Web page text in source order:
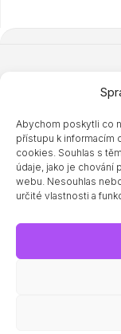
Abychom poskytli co
přístupu k informacím
cookies. Souhlas s
údaje, jako je chování
webu. Nesouhlas
určité vlastnosti a
©
Související